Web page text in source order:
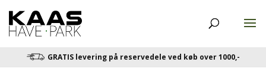
GRATIS levering på reservedele ved køb over 1000,-